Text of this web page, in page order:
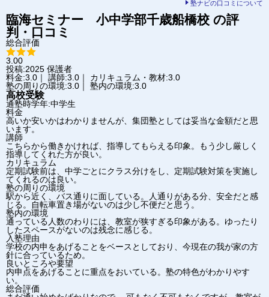
塾ナビの口コミについて
臨海セミナー 小中学部千歳船橋校 の評
判・口コミ
総合評価
3.00
投稿:2025 保護者
料金:3.0｜ 講師:3.0｜ カリキュラム・教材:3.0
塾の周りの環境:3.0｜ 塾内の環境:3.0
高校受験
通塾時学年:中学生
料金
高いか安いかはわかりませんが、集団塾としては妥当な金額だと思
います。
講師
こちらから働きかければ、指導してもらえる印象。もう少し厳しく
指導してくれた方が良い。
カリキュラム
定期試験前は、中学ごとにクラス分けをし、定期試験対策を実施し
てくれるのは良い。
塾の周りの環境
駅から近く、バス通りに面している。人通りがある分、安全だと感
じる。自転車置き場がないのは少し不便だと思う。
塾内の環境
通っている人数のわりには、教室が狭すぎる印象がある。ゆったり
したスペースがないのは残念に感じる。
入塾理由
学校の内申をあげることをベースとしており、今現在の我が家の方
針に合っているため。
良いところや要望
内申点をあげることに重点をおいている。塾の特色がわかりやす
い。
総合評価